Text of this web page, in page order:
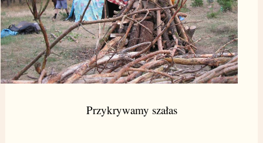
Przykrywamy szałas